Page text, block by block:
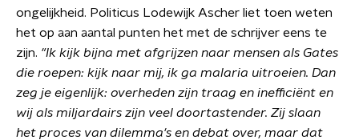
ongelijkheid. Politicus Lodewijk Ascher liet toen weten
het op aan aantal punten het met de schrijver eens te
zijn. "Ik kijk bijna met afgrijzen naar mensen als Gates
die roepen: kijk naar mij, ik ga malaria uitroeien. Dan
zeg je eigenlijk: overheden zijn traag en inefficiënt en
wij als miljardairs zijn veel doortastender. Zij slaan
het proces van dilemma's en debat over, maar dat